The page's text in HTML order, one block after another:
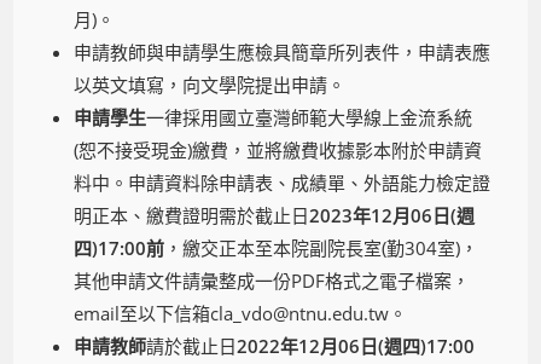
月)。
申請教師與申請學生應檢具簡章所列表件，申請表應
以英文填寫，向文學院提出申請。
申請學生一律採用國立臺灣師範大學線上金流系統
(恕不接受現金)繳費，並將繳費收據影本附於申請資
料中。申請資料除申請表、成績單、外語能力檢定證
明正本、繳費證明需於截止日2023年12月06日(週
四)17:00前 ，繳交正本至本院副院長室(勤304室)，
其他申請文件請彙整成一份PDF格式之電子檔案，
email至以下信箱cla_vdo@ntnu.edu.tw。
申請教師請於截止日2022年12月06日(週四)17:00